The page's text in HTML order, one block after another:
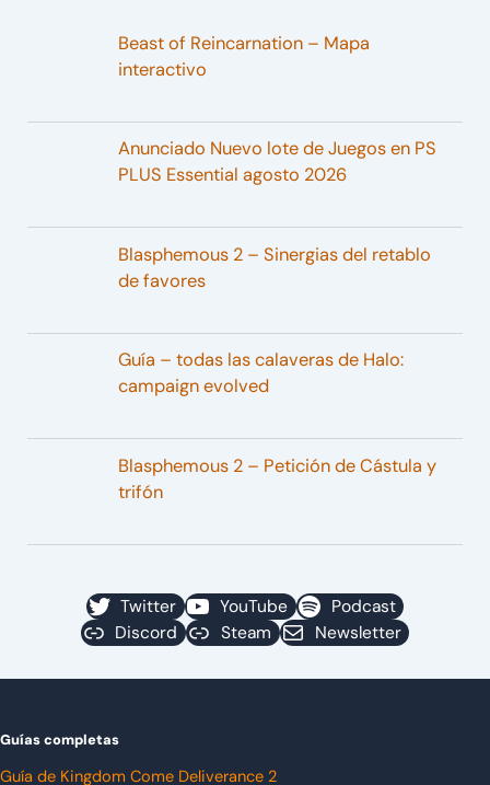
Beast of Reincarnation – Mapa
interactivo
Anunciado Nuevo lote de Juegos en PS
PLUS Essential agosto 2026
Blasphemous 2 – Sinergias del retablo
de favores
Guía – todas las calaveras de Halo:
campaign evolved
Blasphemous 2 – Petición de Cástula y
trifón
Twitter YouTube
Podcast
Discord
Steam Newsletter
Guías completas
Guía de Kingdom Come Deliverance 2